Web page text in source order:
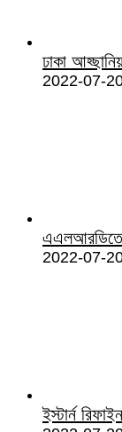
ঢাকা
2022-07-
2022-07-
ইস্টার্ন